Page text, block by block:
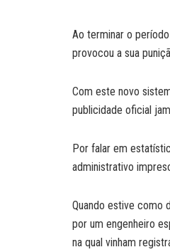
Ao terminar o
provocou a sua
Com este novo
publicidade oficial
Por falar em
administrativo
Quando estive como
por um engenheiro
na qual vinham